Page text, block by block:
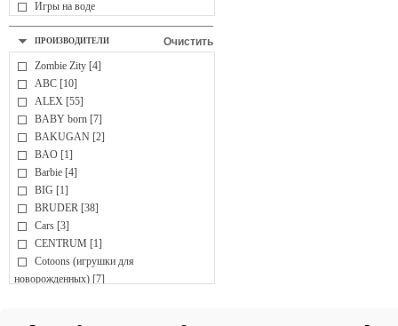
Игры на воде
Мыльные пузыри
Мячи
Аппликация, коллаж
Вышивка
Гипс, глина, гончарные изделия
Детские парты, доски для рисования,
мольберты
Лепка, пластилин
Наборы для творчества
Наклейки
Оригами
Раскраски, раскраски по номерам
Рисование
Украшения для девочек
ИГРОВЫЕ КОМПЛЕКСЫ
Очистить
ПРОИЗВОДИТЕЛИ
Zombie Zity [4]
ABC [10]
ALEX [55]
BABY born [7]
BAKUGAN [2]
BAO [1]
Barbie [4]
BIG [1]
BRUDER [38]
Cars [3]
CENTRUM [1]
Cotoons (игрушки для
новорожденных) [7]